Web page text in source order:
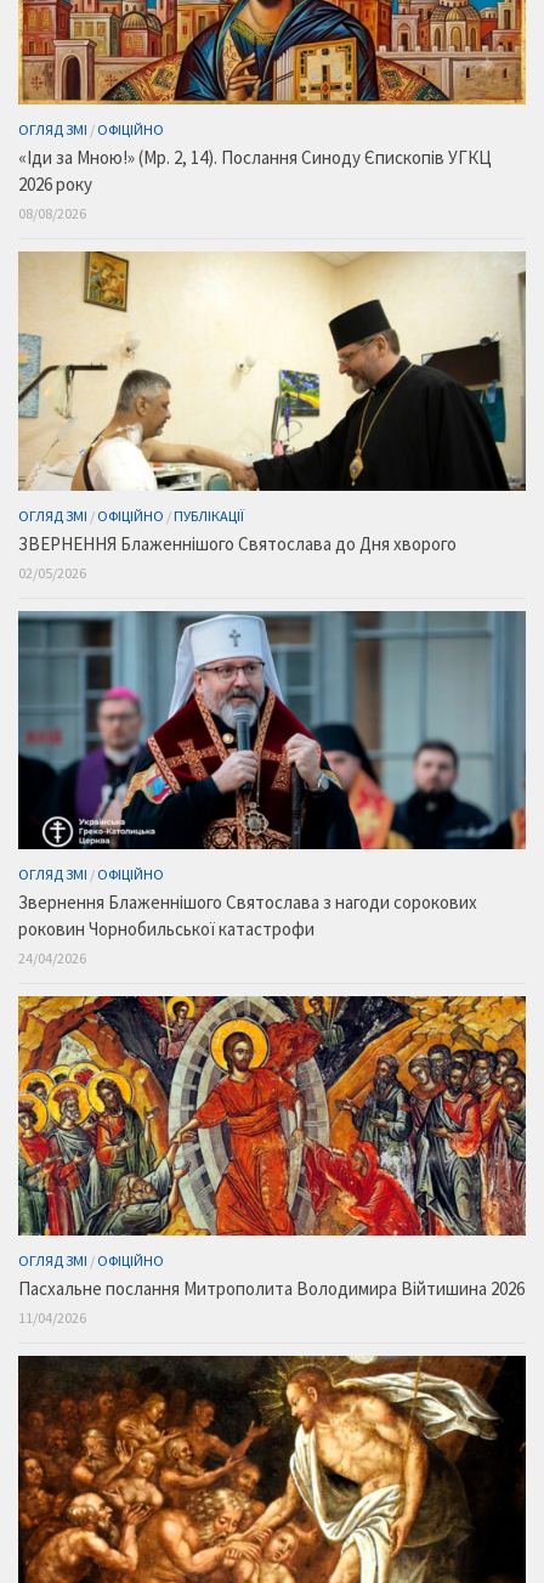
ОГЛЯД ЗМІ / ОФІЦІЙНО
«Іди за Мною!» (Мр. 2, 14). Послання Синоду Єпископів УГКЦ
2026 року
08/08/2026
ОГЛЯД ЗМІ / ОФІЦІЙНО /ПУБЛІКАЦІЇ
ЗВЕРНЕННЯ Блаженнішого Святослава до Дня хворого
02/05/2026
ОГЛЯД ЗМІ / ОФІЦІЙНО
Звернення Блаженнішого Святослава з нагоди сорокових
роковин Чорнобильської катастрофи
24/04/2026
ОГЛЯД ЗМІ / ОФІЦІЙНО
Пасхальне послання Митрополита Володимира Війтишина 2026
11/04/2026